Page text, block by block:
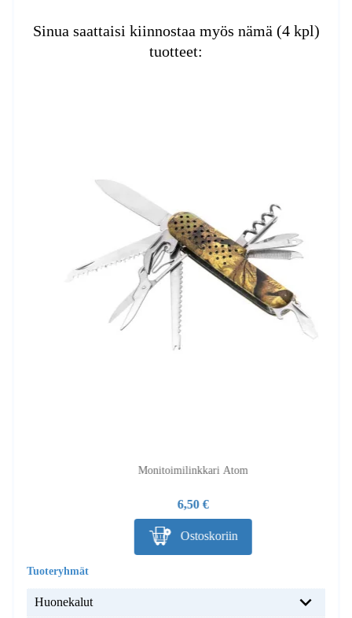
Huonekalut
Sinua saattaisi kiinnostaa myös nämä (4 kpl)
tuotteet:
Monitoimilinkkari Atom
6,50 €
Ostoskoriin